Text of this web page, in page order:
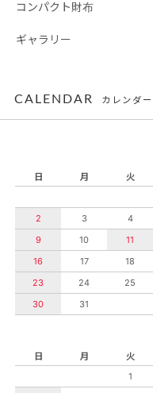
コンパクト財布
ギャラリー
CALENDAR カレンダー
日
月 火
2
3 4
9
10 11
16
17 18
23
24 25
30
31
日
月 火
1